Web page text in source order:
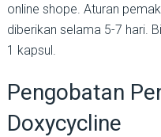
online shope. Aturan
diberikan selama 5-7 hari.
1 kapsul.
Pengobatan
Doxycycline